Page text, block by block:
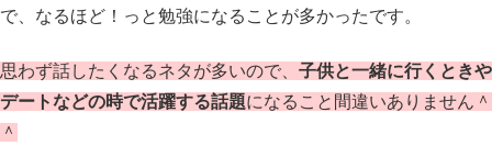
で、なるほど！っと勉強になることが多かったです。
思わず話したくなるネタが多いので、 子供と一緒に行くときや
デートなどの時で活躍する話題になること間違いありません＾
＾